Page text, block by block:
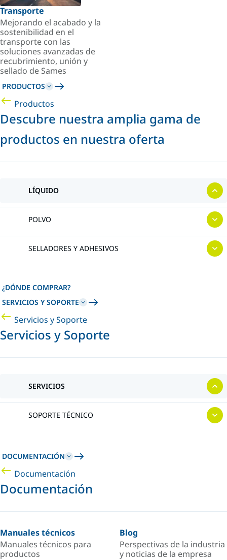
Transporte
Mejorando el acabado y la
sostenibilidad en el
transporte con las
soluciones avanzadas de
recubrimiento, unión y
sellado de Sames
PRODUCTOS
Productos
Descubre nuestra amplia gama de
productos en nuestra oferta
LÍQUIDO
POLVO
SELLADORES Y ADHESIVOS
¿DÓNDE COMPRAR?
SERVICIOS Y SOPORTE
Servicios y Soporte
Servicios y Soporte
SERVICIOS
SOPORTE TÉCNICO
DOCUMENTACIÓN
Documentación
Documentación
Manuales técnicos
Manuales técnicos para
productos
Blog
Perspectivas de la industria
y noticias de la empresa